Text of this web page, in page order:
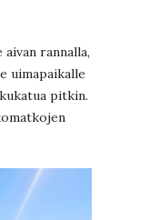
rannalla,
uimapaikalle
pitkin.